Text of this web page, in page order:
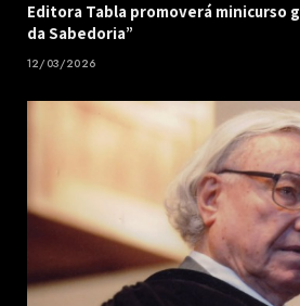
Editora Tabla promoverá minicurso
da Sabedoria”
12/03/2026